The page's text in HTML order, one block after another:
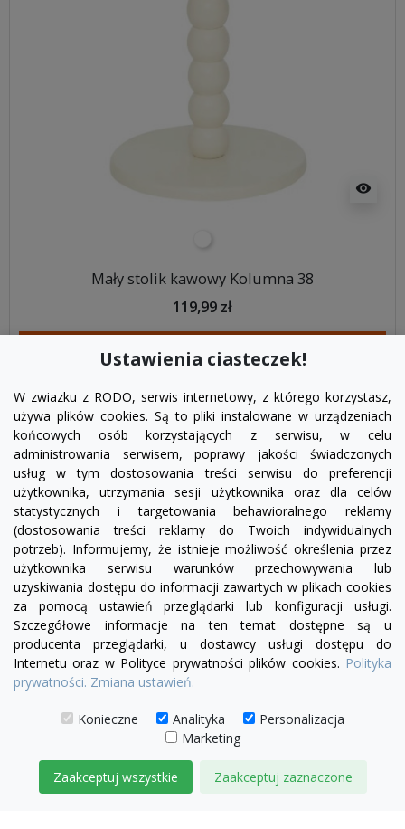
visibility
Mały stolik kawowy Kolumna 38
119,99 zł
FacebookYouTubePinterest
Ustawienia ciasteczek!
W zwiazku z RODO, serwis internetowy, z którego korzystasz,
używa plików cookies. Są to pliki instalowane w urządzeniach
końcowych osób korzystających z serwisu, w celu
administrowania serwisem, poprawy jakości świadczonych
usług w tym dostosowania treści serwisu do preferencji
użytkownika, utrzymania sesji użytkownika oraz dla celów
statystycznych i targetowania behawioralnego reklamy
(dostosowania treści reklamy do Twoich indywidualnych
potrzeb). Informujemy, że istnieje możliwość określenia przez
użytkownika serwisu warunków przechowywania lub
uzyskiwania dostępu do informacji zawartych w plikach cookies
za pomocą ustawień przeglądarki lub konfiguracji usługi.
Szczegółowe informacje na ten temat dostępne są u
producenta przeglądarki, u dostawcy usługi dostępu do
Internetu oraz w Polityce prywatności plików cookies. Polityka
prywatności. Zmiana ustawień.
Konieczne Analityka
Personalizacja
Marketing
Zaakceptuj wszystkie Zaakceptuj zaznaczone
PRODUKTY

INFORMACJE
